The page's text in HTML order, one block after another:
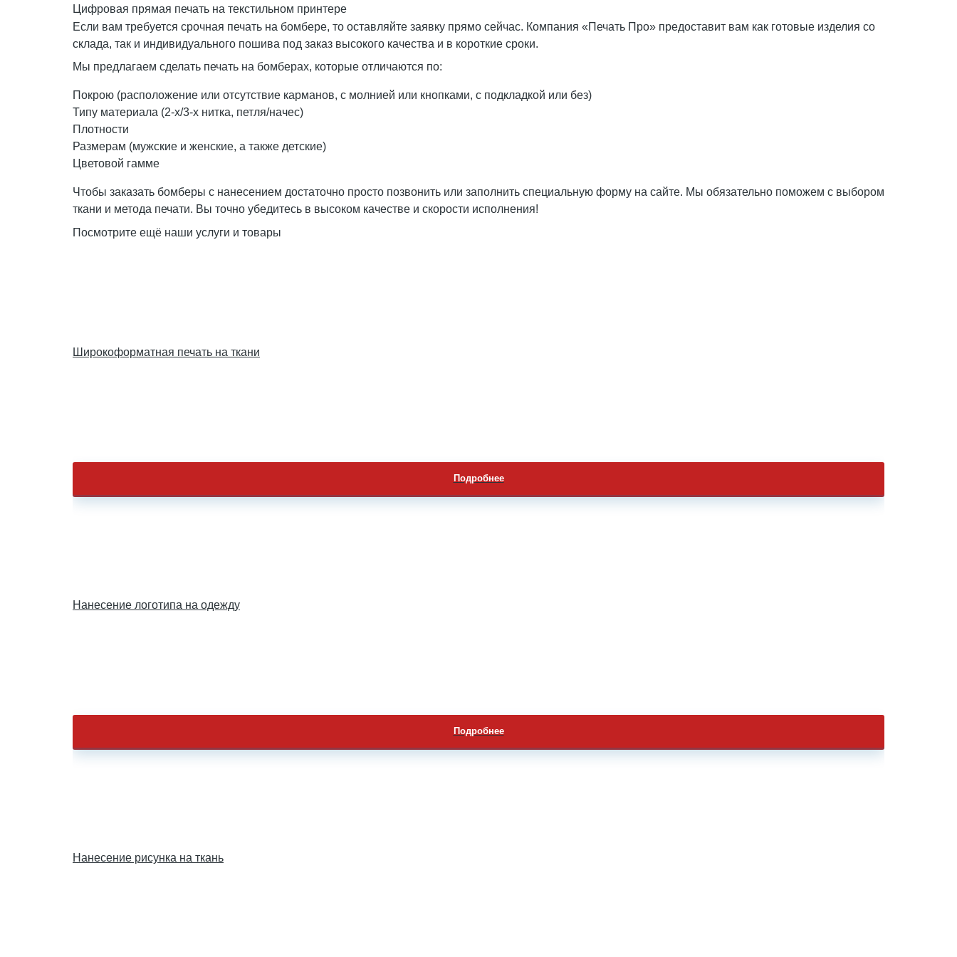
Цифровая прямая печать на текстильном принтере
Если вам требуется срочная печать на бомбере, то оставляйте заявку прямо сейчас. Компания «Печать Про» предоставит вам как готовые изделия со
склада, так и индивидуального пошива под заказ высокого качества и в короткие сроки.
Мы предлагаем сделать печать на бомберах, которые отличаются по:
Покрою (расположение или отсутствие карманов, с молнией или кнопками, с подкладкой или без)
Типу материала (2-х/3-х нитка, петля/начес)
Плотности
Размерам (мужские и женские, а также детские)
Цветовой гамме
Чтобы заказать бомберы с нанесением достаточно просто позвонить или заполнить специальную форму на сайте. Мы обязательно поможем с выбором
ткани и метода печати. Вы точно убедитесь в высоком качестве и скорости исполнения!
Посмотрите ещё наши услуги и товары
Широкоформатная печать на ткани
Подробнее
Нанесение логотипа на одежду
Подробнее
Нанесение рисунка на ткань